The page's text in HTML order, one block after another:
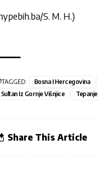
S. M. H.)
TAGGED: Bosna I Hercegovina
Sultan Iz Gornje Višnjice
Tepanje
Share This Article